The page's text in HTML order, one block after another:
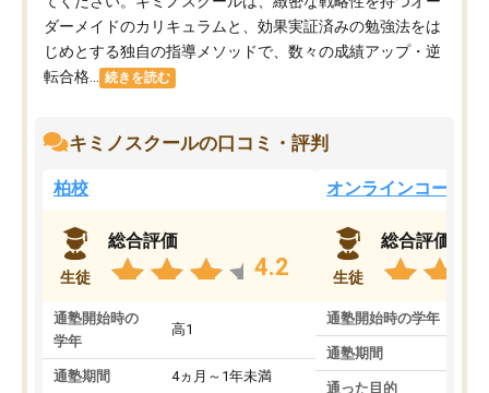
ダーメイドのカリキュラムと、効果実証済みの勉強法をは
じめとする独自の指導メソッドで、数々の成績アップ・逆
転合格...
続きを読む
キミノスクールの口コミ・評判
柏校
生徒
総合評価
4.2
通塾開始時の
学年
高1
通塾期間 4ヵ月～1年未満
オンラインコース
生徒
総合評価
通塾開始時の学年
通塾期間
通った目的